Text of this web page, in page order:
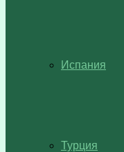
Испания
Турция